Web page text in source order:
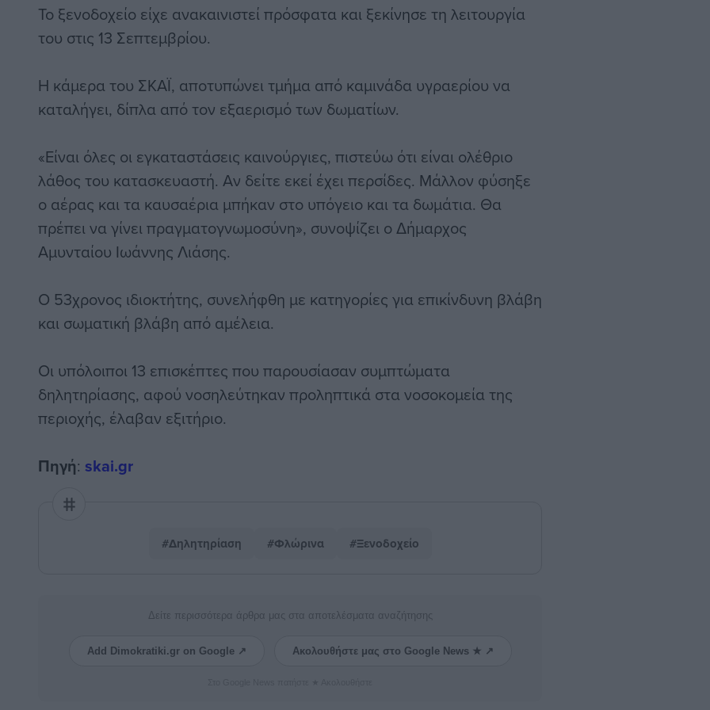
Το ξενοδοχείο είχε ανακαινιστεί πρόσφατα και ξεκίνησε τη λειτουργία
του στις 13 Σεπτεμβρίου.
Η κάμερα του ΣΚΑΪ, αποτυπώνει τμήμα από καμινάδα υγραερίου να
καταλήγει, δίπλα από τον εξαερισμό των δωματίων.
«Είναι όλες οι εγκαταστάσεις καινούργιες, πιστεύω ότι είναι ολέθριο
λάθος του κατασκευαστή. Αν δείτε εκεί έχει περσίδες. Μάλλον φύσηξε
ο αέρας και τα καυσαέρια μπήκαν στο υπόγειο και τα δωμάτια. Θα
πρέπει να γίνει πραγματογνωμοσύνη», συνοψίζει ο Δήμαρχος
Αμυνταίου Ιωάννης Λιάσης.
Ο 53χρονος ιδιοκτήτης, συνελήφθη με κατηγορίες για επικίνδυνη βλάβη
και σωματική βλάβη από αμέλεια.
Οι υπόλοιποι 13 επισκέπτες που παρουσίασαν συμπτώματα
δηλητηρίασης, αφού νοσηλεύτηκαν προληπτικά στα νοσοκομεία της
περιοχής, έλαβαν εξιτήριο.
Πηγή: skai.gr
#Δηλητηρίαση #Φλώρινα #Ξενοδοχείο
Δείτε περισσότερα άρθρα μας στα αποτελέσματα αναζήτησης
Add Dimokratiki.gr on Google ↗ Ακολουθήστε μας στο Google News ★ ↗